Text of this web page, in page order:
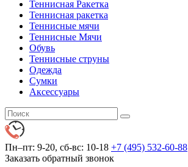
Теннисная Ракетка
Теннисная ракетка
Теннисные мячи
Теннисные Мячи
Обувь
Теннисные струны
Одежда
Сумки
Аксессуары
Пн–пт: 9-20, сб-вс: 10-18 +7 (495) 532-60-88
Заказать обратный звонок